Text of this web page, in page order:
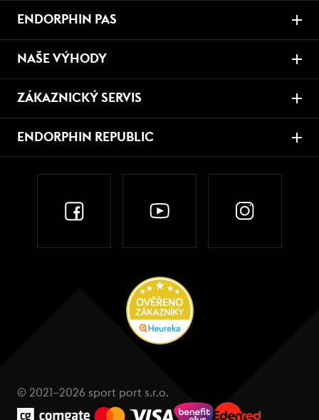
ENDORPHIN PAS
NAŠE VÝHODY
ZÁKAZNICKÝ SERVIS
ENDORPHIN REPUBLIC
© 2021–2026 sport port s.r.o.